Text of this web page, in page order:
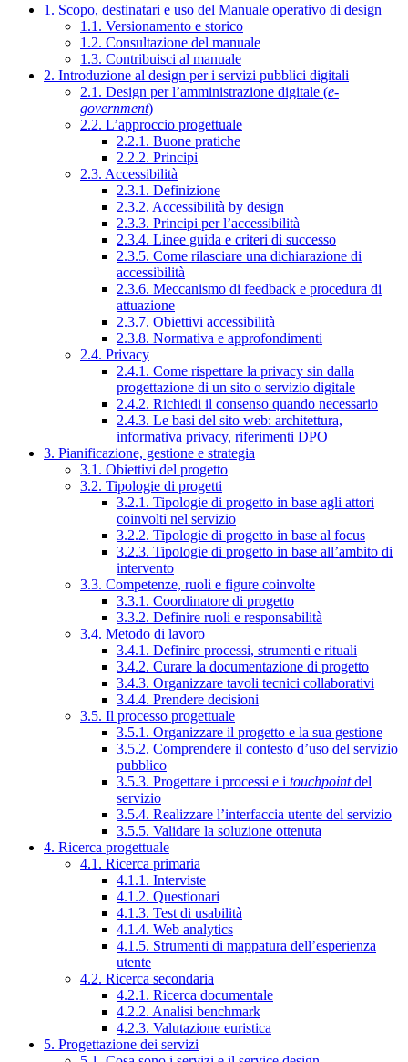
1. Scopo, destinatari e uso del Manuale operativo di design
1.1. Versionamento e storico
1.2. Consultazione del manuale
1.3. Contribuisci al manuale
2. Introduzione al design per i servizi pubblici digitali
2.1. Design per l’amministrazione digitale (e-
government)
2.2. L’approccio progettuale
2.2.1. Buone pratiche
2.2.2. Principi
2.3. Accessibilità
2.3.1. Definizione
2.3.2. Accessibilità by design
2.3.3. Principi per l’accessibilità
2.3.4. Linee guida e criteri di successo
2.3.5. Come rilasciare una dichiarazione di
accessibilità
2.3.6. Meccanismo di feedback e procedura di
attuazione
2.3.7. Obiettivi accessibilità
2.3.8. Normativa e approfondimenti
2.4. Privacy
2.4.1. Come rispettare la privacy sin dalla
progettazione di un sito o servizio digitale
2.4.2. Richiedi il consenso quando necessario
2.4.3. Le basi del sito web: architettura,
informativa privacy, riferimenti DPO
3. Pianificazione, gestione e strategia
3.1. Obiettivi del progetto
3.2. Tipologie di progetti
3.2.1. Tipologie di progetto in base agli attori
coinvolti nel servizio
3.2.2. Tipologie di progetto in base al focus
3.2.3. Tipologie di progetto in base all’ambito di
intervento
3.3. Competenze, ruoli e figure coinvolte
3.3.1. Coordinatore di progetto
3.3.2. Definire ruoli e responsabilità
3.4. Metodo di lavoro
3.4.1. Definire processi, strumenti e rituali
3.4.2. Curare la documentazione di progetto
3.4.3. Organizzare tavoli tecnici collaborativi
3.4.4. Prendere decisioni
3.5. Il processo progettuale
3.5.1. Organizzare il progetto e la sua gestione
3.5.2. Comprendere il contesto d’uso del servizio
pubblico
3.5.3. Progettare i processi e i touchpointdel
servizio
3.5.4. Realizzare l’interfaccia utente del servizio
3.5.5. Validare la soluzione ottenuta
4. Ricerca progettuale
4.1. Ricerca primaria
4.1.1. Interviste
4.1.2. Questionari
4.1.3. Test di usabilità
4.1.4. Web analytics
4.1.5. Strumenti di mappatura dell’esperienza
utente
4.2. Ricerca secondaria
4.2.1. Ricerca documentale
4.2.2. Analisi benchmark
4.2.3. Valutazione euristica
5. Progettazione dei servizi